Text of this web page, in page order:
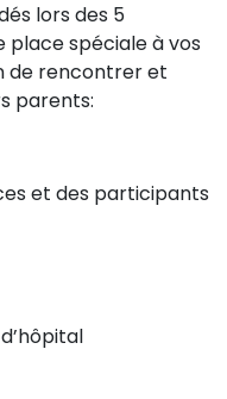
lors des 5
spéciale à vos
de rencontrer et
parents:
et des participants